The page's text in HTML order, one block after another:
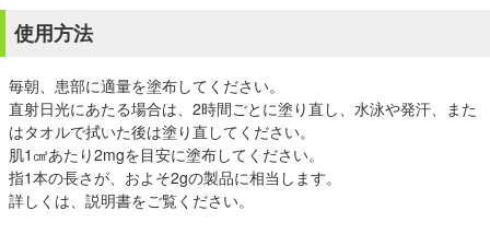
使用方法
毎朝、患部に適量を塗布してください。
直射日光にあたる場合は、2時間ごとに塗り直し、水泳や発汗、また
はタオルで拭いた後は塗り直してください。
肌1㎠あたり2mgを目安に塗布してください。
指1本の長さが、およそ2gの製品に相当します。
詳しくは、説明書をご覧ください。